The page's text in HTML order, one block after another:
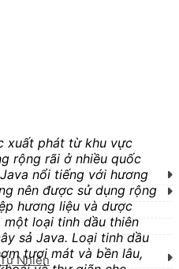
Nhiên
xuất phát từ khu vực
rộng rãi ở nhiều quốc
nổi tiếng với hương
nên được sử dụng rộng
hương liệu và dược
một loại tinh dầu thiên
sả Java. Loại tinh dầu
tươi mát và bền lâu,